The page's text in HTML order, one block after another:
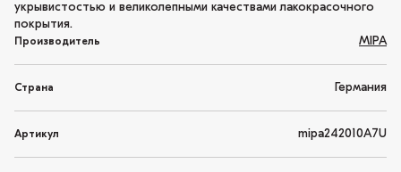
укрывистостью и великолепными качествами лакокрасочного
покрытия.
Производитель MIPA
Страна Германия
Артикул mipa242010A7U